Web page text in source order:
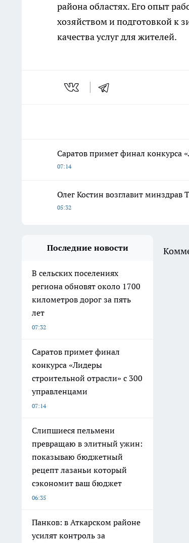
района областях. Его опыт
хозяйством и подготовкой к
качества услуг для жителей.
Саратов примет финал конкурса
07:14
Олег Костин возглавит минздрав
05:32
Последние новости
В сельских поселениях
региона обновят около 1700
километров дорог за пять
лет
07:32
Саратов примет финал
конкурса «Лидеры
строительной отрасли» с 300
управленцами
07:14
Слипшиеся пельмени
превращаю в элитный ужин:
показываю бюджетный
рецепт лазаньи который
сэкономит ваш бюджет
06:35
Панков: в Аткарском районе
усилят контроль за